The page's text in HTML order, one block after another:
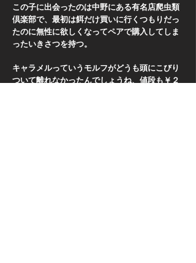
この子に出会ったのは中野にある有名店爬虫類
倶楽部で、最初は餌だけ買いに行くつもりだっ
たのに無性に欲しくなってペアで購入してしま
ったいきさつを持つ。
キャラメルっていうモルフがどうも頭にこびり
ついて離れなかったんでしょうね、値段も￥２